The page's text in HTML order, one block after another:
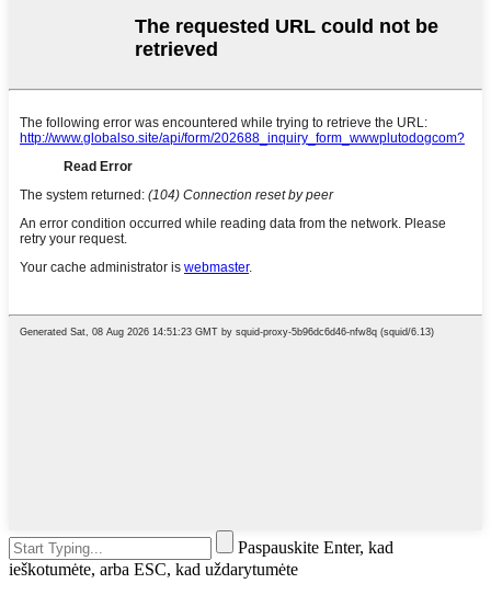
Paspauskite Enter, kad
ieškotumėte, arba ESC, kad uždarytumėte